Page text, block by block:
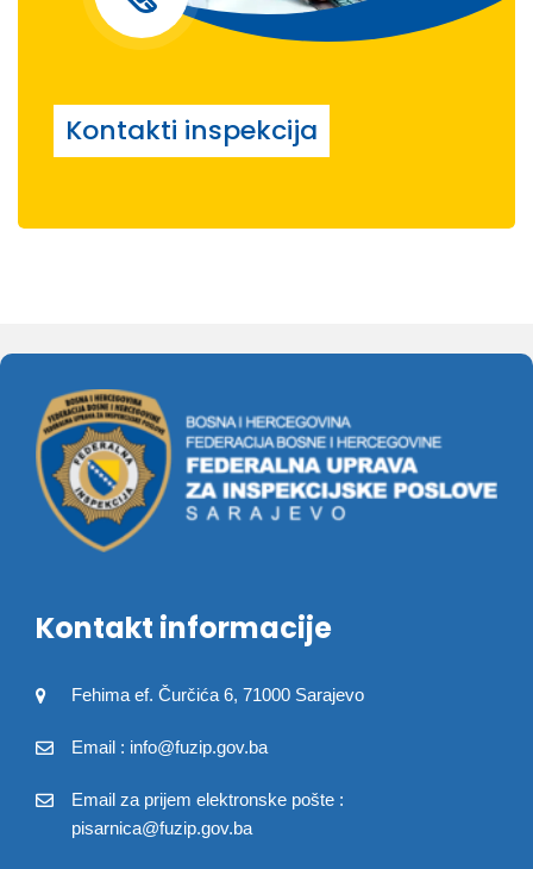
Kontakti inspekcija
Kontakt informacije
Fehima ef. Čurčića 6, 71000 Sarajevo
Email : info@fuzip.gov.ba
Email za prijem elektronske pošte :
pisarnica@fuzip.gov.ba